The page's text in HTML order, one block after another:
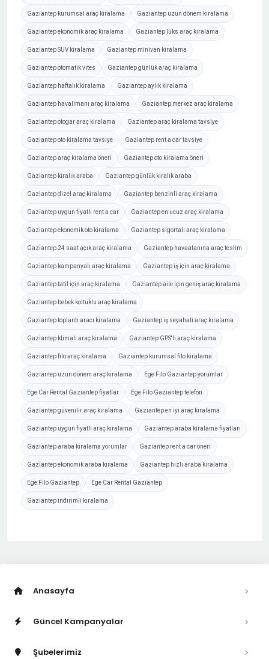
Gaziantep kurumsal araç kiralama Gaziantep uzun dönem kiralama
Gaziantep ekonomik araç kiralama Gaziantep lüks araç kiralama
Gaziantep SUV kiralama Gaziantep minivan kiralama
Gaziantep otomatik vites Gaziantep günlük araç kiralama
Gaziantep haftalık kiralama Gaziantep aylık kiralama
Gaziantep havalimanı araç kiralama Gaziantep merkez araç kiralama
Gaziantep otogar araç kiralama Gaziantep araç kiralama tavsiye
Gaziantep oto kiralama tavsiye Gaziantep rent a car tavsiye
Gaziantep araç kiralama öneri Gaziantep oto kiralama öneri
Gaziantep kiralık araba Gaziantep günlük kiralık araba
Gaziantep dizel araç kiralama Gaziantep benzinli araç kiralama
Gaziantep uygun fiyatlı rent a car Gaziantep en ucuz araç kiralama
Gaziantep ekonomik oto kiralama Gaziantep sigortalı araç kiralama
Gaziantep 24 saat açık araç kiralama Gaziantep havaalanına araç teslim
Gaziantep kampanyalı araç kiralama Gaziantep iş için araç kiralama
Gaziantep tatil için araç kiralama Gaziantep aile için geniş araç kiralama
Gaziantep bebek koltuklu araç kiralama
Gaziantep toplantı aracı kiralama Gaziantep iş seyahati araç kiralama
Gaziantep klimalı araç kiralama Gaziantep GPS'li araç kiralama
Gaziantep filo araç kiralama Gaziantep kurumsal filo kiralama
Gaziantep uzun dönem araç kiralama Ege Filo Gaziantep yorumlar
Ege Car Rental Gaziantep fiyatlar Ege Filo Gaziantep telefon
Gaziantep güvenilir araç kiralama Gaziantep en iyi araç kiralama
Gaziantep uygun fiyatlı araç kiralama Gaziantep araba kiralama fiyatları
Gaziantep araba kiralama yorumlar Gaziantep rent a car öneri
Gaziantep ekonomik araba kiralama Gaziantep hızlı araba kiralama
Ege Filo Gaziantep Ege Car Rental Gaziantep
Gaziantep indirimli kiralama
Anasayfa
Güncel Kampanyalar
Şubelerimiz